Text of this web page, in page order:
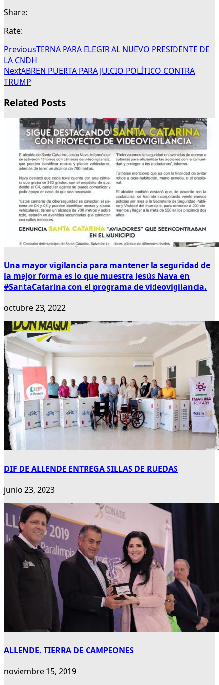
Share:
Rate:
PreviousTERNA PARA ELEGIR AL NUEVO PRESIDENTE DE
LA CNDH
NextABREN PUERTA PARA JUICIO POLÍTICO CONTRA
TRUMP
Related Posts
Una mayor vigilancia para mantener la seguridad de
la mejor forma es lo que muestra Jesús Nava en
#SantaCatarina con el programa de videovigilancia.
octubre 23, 2022
DIF DE ALLENDE ENTREGA SILLAS DE RUEDAS
junio 23, 2023
ALLENDE. TIERRA DE CAMPEONES
noviembre 15, 2019